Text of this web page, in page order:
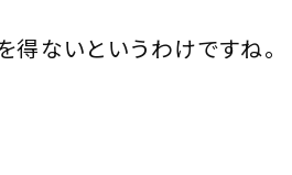
得ないというわけですね。